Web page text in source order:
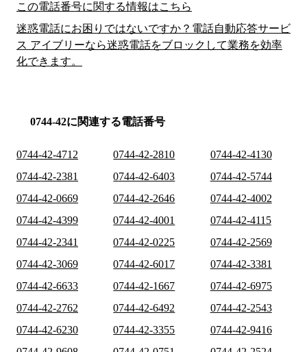
この電話番号に関する情報はこちら
迷惑電話にお困りではないですか？電話自動応答サービ
ス アイブリーなら迷惑電話をブロックして業務を効率
化できます。
0744-42に関連する電話番号
0744-42-4712 0744-42-2810
0744-42-4130
0744-42-2381
0744-42-6403
0744-42-5744
0744-42-0669
0744-42-2646
0744-42-4002
0744-42-4399
0744-42-4001
0744-42-4115
0744-42-2341
0744-42-0225
0744-42-2569
0744-42-3069
0744-42-6017
0744-42-3381
0744-42-6633
0744-42-1667
0744-42-6975
0744-42-2762
0744-42-6492
0744-42-2543
0744-42-6230
0744-42-3355
0744-42-9416